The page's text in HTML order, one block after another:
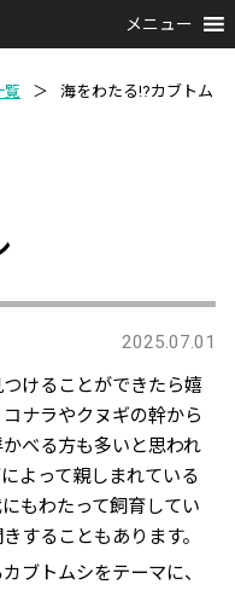
メニュー
覧 ＞
海をわたる!?カブトム
2025.07.01
けることができたら嬉
ナラやクヌギの幹から
べる方も多いと思われ
よって親しまれている
もわたって飼育してい
することもあります。
ブトムシをテーマに、